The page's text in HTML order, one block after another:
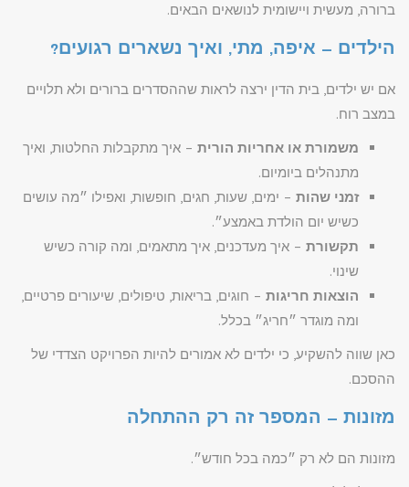
ברורה, מעשית ויישומית לנושאים הבאים.
הילדים – איפה, מתי, ואיך נשארים רגועים?
אם יש ילדים, בית הדין ירצה לראות שההסדרים ברורים ולא תלויים
במצב רוח.
משמורת או אחריות הורית – איך מתקבלות החלטות, ואיך
מתנהלים ביומיום.
זמני שהות – ימים, שעות, חגים, חופשות, ואפילו ״מה עושים
כשיש יום הולדת באמצע״.
תקשורת – איך מעדכנים, איך מתאמים, ומה קורה כשיש
שינוי.
הוצאות חריגות – חוגים, בריאות, טיפולים, שיעורים פרטיים,
ומה מוגדר ״חריג״ בכלל.
כאן שווה להשקיע, כי ילדים לא אמורים להיות הפרויקט הצדדי של
ההסכם.
מזונות – המספר זה רק ההתחלה
מזונות הם לא רק ״כמה בכל חודש״.